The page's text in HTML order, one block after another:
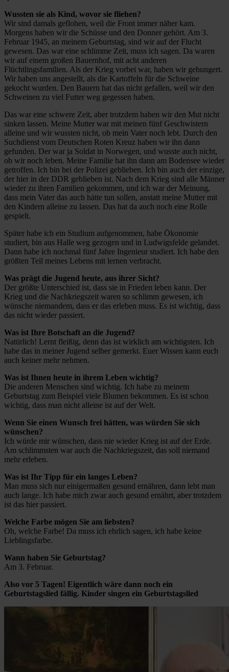
Wussten sie als Kind, wovor sie fliehen?
Wir sind damals geflohen, weil die Front immer näher kam.
Morgens haben wir die Schüsse und den Donner gehört. Am 3.
Februar 1945, an meinem Geburtstag, sind wir auf der Flucht
gewesen. Das war eine schlimme Zeit, muss ich sagen. Da waren
wir auf einem großen Bauernhof, mit acht anderen
Flüchtlingsfamilien. Als der Krieg vorbei war, haben wir gehungert.
Wir haben uns angestellt, als die Kartoffeln für die Schweine
gekocht wurden. Den Bauern hat das nicht gefallen, weil wir den
Schweinen zu viel Futter weg gegessen haben.
Das war eine schwere Zeit, aber trotzdem haben wir den Mut nicht
sinken lassen. Meine Mutter war mit meinen fünf Geschwistern
alleine und wir wussten nicht, ob mein Vater noch lebt. Durch den
Suchdienst vom Deutschen Roten Kreuz haben wir ihn dann
gefunden. Der war ja Soldat in Norwegen, und wusste auch nicht,
ob wir noch leben. Meine Familie hat ihn dann am Bodensee wieder
getroffen. Ich bin bei der Polizei geblieben. Ich bin auch der einzige,
der hier in der DDR geblieben ist. Nach dem Krieg sind alle Männer
wieder zu ihren Familien gekommen, und ich war der Meinung,
dass mein Vater das auch hätte tun sollen, anstatt meine Mutter mit
den Kindern alleine zu lassen. Das hat da auch noch eine Rolle
gespielt.
Später habe ich ein Studium aufgenommen, habe Ökonomie
studiert, bin aus Halle weg gezogen und in Ludwigsfelde gelandet.
Dann habe ich nochmal fünf Jahre Ingenieur studiert. Ich habe den
größten Teil meines Lebens mit lernen verbracht.
Was prägt die Jugend heute, aus ihrer Sicht?
Der größte Unterschied ist, dass sie in Frieden leben kann. Der
Krieg und die Nachkriegszeit waren so schlimm gewesen, ich
wünsche niemandem, dass er das erleben muss. Es ist wichtig, dass
das nicht wieder passiert.
Was ist Ihre Botschaft an die Jugend?
Natürlich! Lernt fleißig, denn das ist wirklich am wichtigsten. Ich
habe das in meiner Jugend selber gemerkt. Euer Wissen kann euch
auch keiner mehr nehmen.
Was ist Ihnen heute in ihrem Leben wichtig?
Die anderen Menschen sind wichtig. Ich habe zu meinem
Geburtstag zum Beispiel viele Blumen bekommen. Es ist schon
wichtig, dass man nicht alleine ist auf der Welt.
Wenn Sie einen Wunsch frei hätten, was würden Sie sich
wünschen?
Ich würde mir wünschen, dass nie wieder Krieg ist auf der Erde.
Am schlimmsten war auch die Nachkriegszeit, das soll niemand
mehr erleben.
Was ist Ihr Tipp für ein langes Leben?
Man muss sich nur einigermaßen gesund ernähren, dann lebt man
auch lange. Ich habe mich zwar auch gesund ernährt, aber trotzdem
ist das hier passiert.
Welche Farbe mögen Sie am liebsten?
Oh, welche Farbe! Da muss ich ehrlich sagen, ich habe keine
Lieblingsfarbe.
Wann haben Sie Geburtstag?
Am 3. Februar.
Also vor 5 Tagen! Eigentlich wäre dann noch ein
Geburtstagslied fällig. Kinder singen ein Geburtstagslied